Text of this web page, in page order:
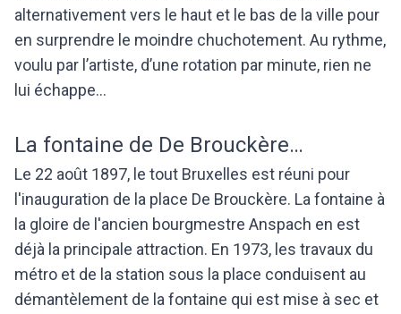
alternativement vers le haut et le bas de la ville pour
en surprendre le moindre chuchotement. Au rythme,
voulu par l’artiste, d’une rotation par minute, rien ne
lui échappe…
La fontaine de De Brouckère…
Le 22 août 1897, le tout Bruxelles est réuni pour
l'inauguration de la place De Brouckère. La fontaine à
la gloire de l'ancien bourgmestre Anspach en est
déjà la principale attraction. En 1973, les travaux du
métro et de la station sous la place conduisent au
démantèlement de la fontaine qui est mise à sec et